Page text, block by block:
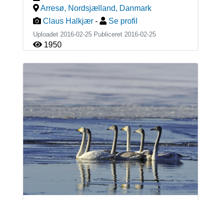
Arresø, Nordsjælland, Danmark
Claus Halkjær - Se profil
Uploadet 2016-02-25 Publiceret 2016-02-25
1950